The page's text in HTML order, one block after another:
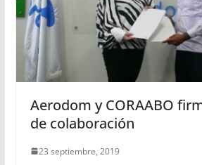
Aerodom y CORAABO
de colaboración
23 septiembre, 2019